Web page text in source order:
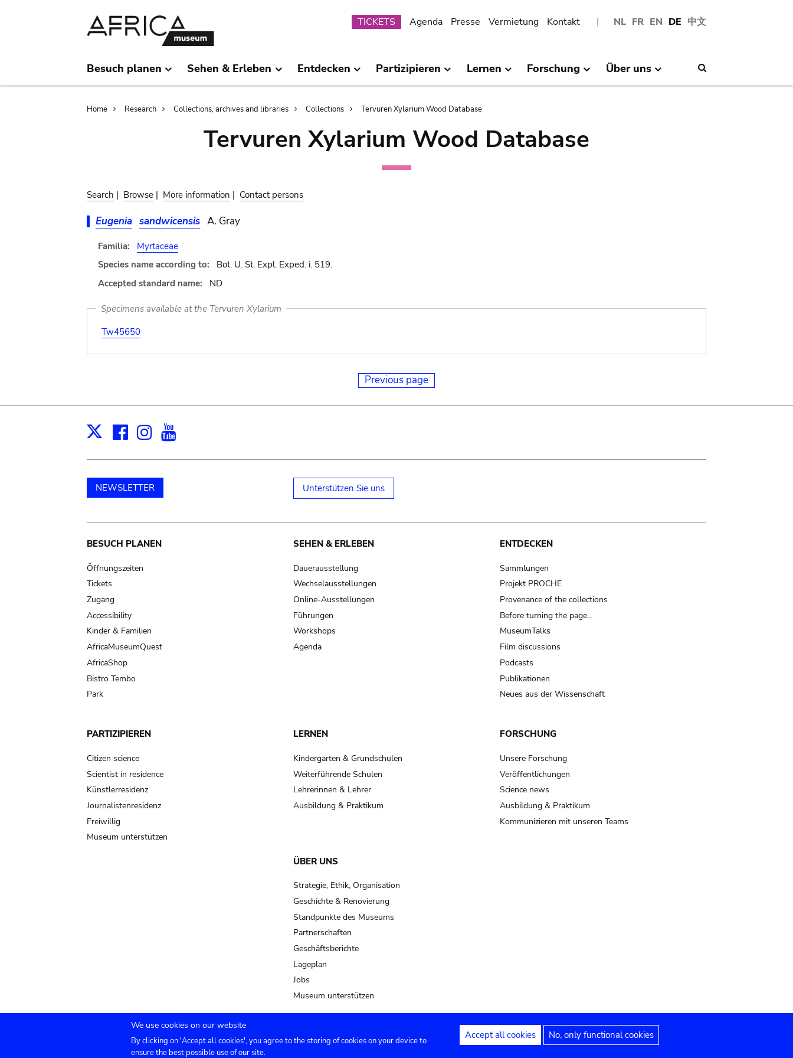
NL FR EN DE 中文
Submenu
TICKETS Agenda Presse Vermietung Kontakt
Besuch planen Sehen & Erleben Entdecken Partizipieren Lernen Forschung Über uns
Breadcrumb
Home Research Collections, archives and libraries Collections Tervuren Xylarium Wood Database
Tervuren Xylarium Wood Database
Search | Browse | More information | Contact persons
Eugenia sandwicensis A. Gray
Familia:
Myrtaceae
Species name according to:
Bot. U. St. Expl. Exped. i. 519.
Accepted standard name:
ND
Specimens available at the Tervuren Xylarium
Tw45650
Previous page
X Facebook
Instagram
NEWSLETTER Unterstützen Sie uns
Main
navigation
BESUCH PLANEN
Öffnungszeiten
Tickets
Zugang
Accessibility
Kinder & Familien
AfricaMuseumQuest
AfricaShop
Bistro Tembo
Park
SEHEN & ERLEBEN
Dauerausstellung
Wechselausstellungen
Online-Ausstellungen
Führungen
Workshops
Agenda
ENTDECKEN
Sammlungen
Projekt PROCHE
Provenance of the collections
Before turning the page…
MuseumTalks
Film discussions
Podcasts
Publikationen
Neues aus der Wissenschaft
PARTIZIPIEREN
Citizen science
Scientist in residence
Künstlerresidenz
Journalistenresidenz
Freiwillig
Museum unterstützen
LERNEN
Kindergarten & Grundschulen
Weiterführende Schulen
Lehrerinnen & Lehrer
Ausbildung & Praktikum
FORSCHUNG
Unsere Forschung
Veröffentlichungen
Science news
Ausbildung & Praktikum
Kommunizieren mit unseren Teams
ÜBER UNS
Strategie, Ethik, Organisation
Geschichte & Renovierung
Standpunkte des Museums
Partnerschaften
Geschäftsberichte
Lageplan
Jobs
Museum unterstützen
Submenu
Agenda Presse Vermietung Kontakt Privacy settings Rechtliche Hinweise Erklärung zur Barrierefreiheit
We use cookies on our website
By clicking on 'Accept all cookies', you agree to the storing of cookies on your device to
ensure the best possible use of our site.
Accept all cookies No, only functional cookies